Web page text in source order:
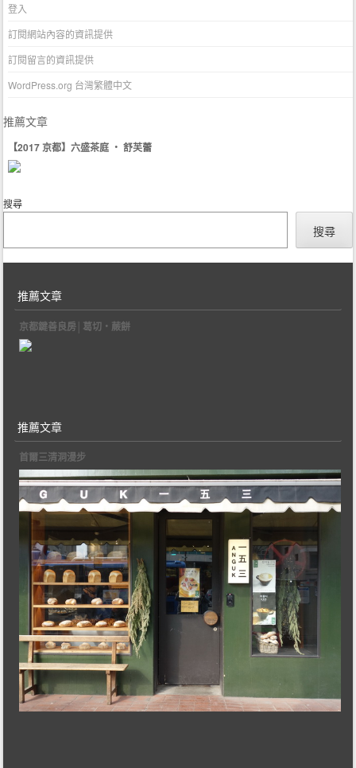
登入
訂閱網站內容的資訊提供
訂閱留言的資訊提供
WordPress.org 台灣繁體中文
推薦文章
【2017 京都】六盛茶庭 ‧ 舒芙蕾
搜尋
搜尋
推薦文章
京都鍵善良房│葛切‧蕨餅
推薦文章
首爾三清洞漫步